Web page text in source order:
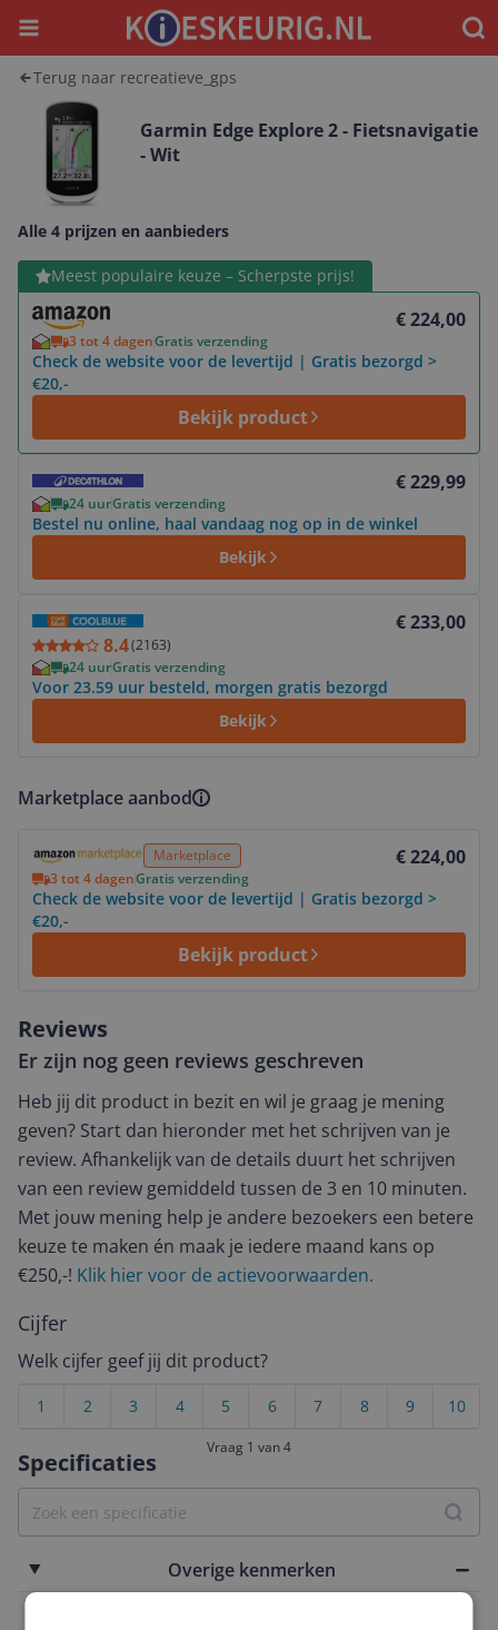
Menu
Terug naar recreatieve_gps
Garmin Edge Explore 2 - Fietsnavigatie
- Wit
Alle 4 prijzen en aanbieders
Meest populaire keuze – Scherpste prijs!
€ 224,00
3 tot 4 dagenGratis verzending
Check de website voor de levertijd | Gratis bezorgd >
€20,-
Bekijk product
Bekijk product
€ 229,99
24 uurGratis verzending
Bestel nu online, haal vandaag nog op in de winkel
Bekijk
8.4(2163)
€ 233,00
24 uurGratis verzending
Voor 23.59 uur besteld, morgen gratis bezorgd
Bekijk
Marketplace aanbod
Marketplace € 224,00
3 tot 4 dagenGratis verzending
Check de website voor de levertijd | Gratis bezorgd >
€20,-
Bekijk product
Specificaties
Overige kenmerken
Reviews
Er zijn nog geen reviews geschreven
Heb jij dit product in bezit en wil je graag je mening
geven? Start dan hieronder met het schrijven van je
review. Afhankelijk van de details duurt het schrijven
van een review gemiddeld tussen de 3 en 10 minuten.
Met jouw mening help je andere bezoekers een betere
keuze te maken én maak je iedere maand kans op
€250,-! Klik hier voor de actievoorwaarden.
Cijfer
Welk cijfer geef jij dit product?
10
9
8
7
6
5
4
3
2
1
Vraag 1 van 4